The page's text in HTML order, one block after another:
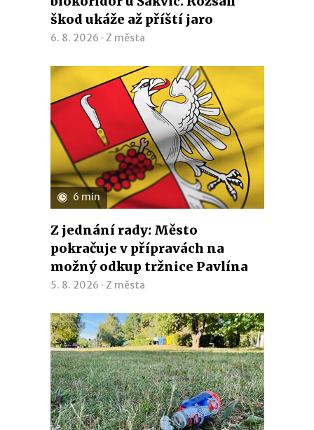
škod ukáže až příští jaro
6. 8. 2026 · Z města
6 min
Z jednání rady: Město
pokračuje v přípravách na
možný odkup tržnice Pavlína
5. 8. 2026 · Z města